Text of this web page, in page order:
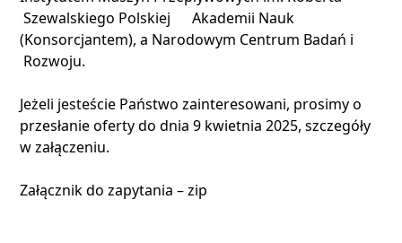
Szewalskiego Polskiej Akademii Nauk
(Konsorcjantem), a Narodowym Centrum Badań i
Rozwoju.
Jeżeli jesteście Państwo zainteresowani, prosimy o
przesłanie oferty do dnia 9 kwietnia 2025, szczegóły
w załączeniu.
Załącznik do zapytania – zip